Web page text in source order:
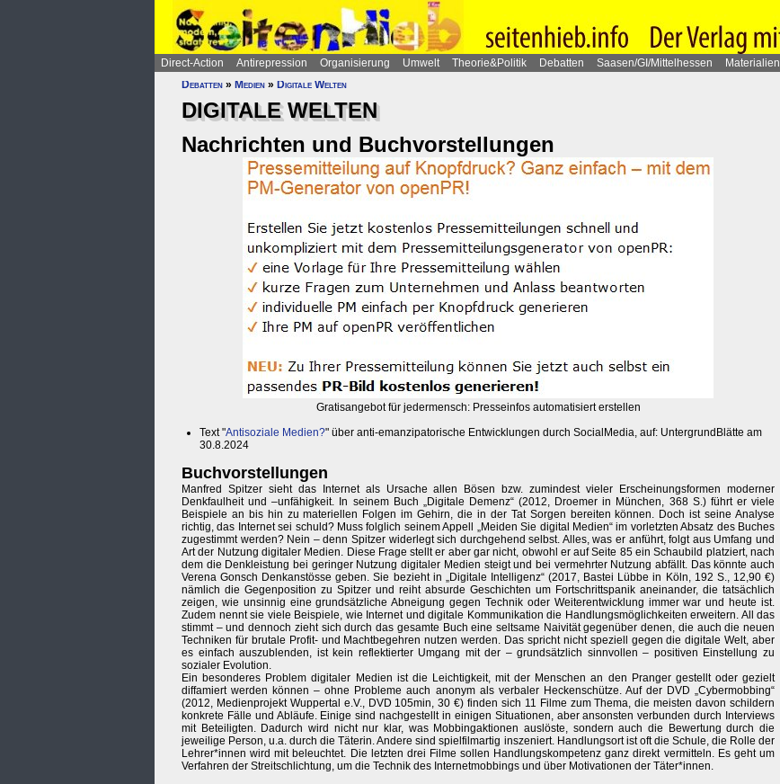
Direct-Action Antirepression Organisierung Umwelt Theorie&Politik Debatten Saasen/GI/Mittelhessen Materialien
Debatten » Medien » Digitale Welten
DIGITALE WELTEN
Nachrichten und Buchvorstellungen
Gratisangebot für jedermensch: Presseinfos automatisiert erstellen
Text "Antisoziale Medien?" über anti-emanzipatorische Entwicklungen durch SocialMedia, auf: UntergrundBlätte am
30.8.2024
Buchvorstellungen
Manfred Spitzer sieht das Internet als Ursache allen Bösen bzw. zumindest vieler Erscheinungsformen moderner
Denkfaulheit und –unfähigkeit. In seinem Buch „Digitale Demenz“ (2012, Droemer in München, 368 S.) führt er viele
Beispiele an bis hin zu materiellen Folgen im Gehirn, die in der Tat Sorgen bereiten können. Doch ist seine Analyse
richtig, das Internet sei schuld? Muss folglich seinem Appell „Meiden Sie digital Medien“ im vorletzten Absatz des Buches
zugestimmt werden? Nein – denn Spitzer widerlegt sich durchgehend selbst. Alles, was er anführt, folgt aus Umfang und
Art der Nutzung digitaler Medien. Diese Frage stellt er aber gar nicht, obwohl er auf Seite 85 ein Schaubild platziert, nach
dem die Denkleistung bei geringer Nutzung digitaler Medien steigt und bei vermehrter Nutzung abfällt. Das könnte auch
Verena Gonsch Denkanstösse geben. Sie bezieht in „Digitale Intelligenz“ (2017, Bastei Lübbe in Köln, 192 S., 12,90 €)
nämlich die Gegenposition zu Spitzer und reiht absurde Geschichten um Fortschrittspanik aneinander, die tatsächlich
zeigen, wie unsinnig eine grundsätzliche Abneigung gegen Technik oder Weiterentwicklung immer war und heute ist.
Zudem nennt sie viele Beispiele, wie Internet und digitale Kommunikation die Handlungsmöglichkeiten erweitern. All das
stimmt – und dennoch zieht sich durch das gesamte Buch eine seltsame Naivität gegenüber denen, die auch die neuen
Techniken für brutale Profit- und Machtbegehren nutzen werden. Das spricht nicht speziell gegen die digitale Welt, aber
es einfach auszublenden, ist kein reflektierter Umgang mit der – grundsätzlich sinnvollen – positiven Einstellung zu
sozialer Evolution.
Ein besonderes Problem digitaler Medien ist die Leichtigkeit, mit der Menschen an den Pranger gestellt oder gezielt
diffamiert werden können – ohne Probleme auch anonym als verbaler Heckenschütze. Auf der DVD „Cybermobbing“
(2012, Medienprojekt Wuppertal e.V., DVD 105min, 30 €) finden sich 11 Filme zum Thema, die meisten davon schildern
konkrete Fälle und Abläufe. Einige sind nachgestellt in einigen Situationen, aber ansonsten verbunden durch Interviews
mit Beteiligten. Dadurch wird nicht nur klar, was Mobbingaktionen auslöste, sondern auch die Bewertung durch die
jeweilige Person, u.a. durch die Täterin. Andere sind spielfilmartig inszeniert. Handlungsort ist oft die Schule, die Rolle der
Lehrer*innen wird mit beleuchtet. Die letzten drei Filme sollen Handlungskompetenz ganz direkt vermitteln. Es geht um
Verfahren der Streitschlichtung, um die Technik des Internetmobbings und über Motivationen der Täter*innen.